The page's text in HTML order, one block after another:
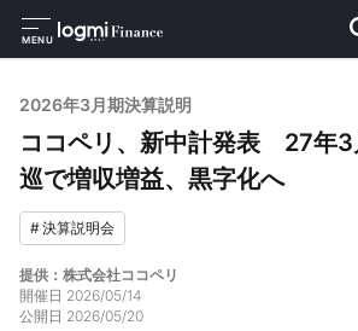
MENU
2026年3月期決算説明
ココペリ、新中計発表 27年3
巡で増収増益、黒字化へ
#決算説明会
提供：株式会社ココペリ
開催日 2026/05/14
公開日 2026/05/20